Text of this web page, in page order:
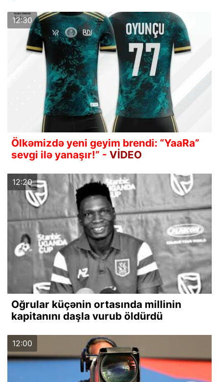
12:30
Ölkəmizdə yeni geyim brendi: “YaaRa”
sevgi ilə yanaşır!” - VİDEO
12:20
Oğrular küçənin ortasında millinin
kapitanını daşla vurub öldürdü
12:00